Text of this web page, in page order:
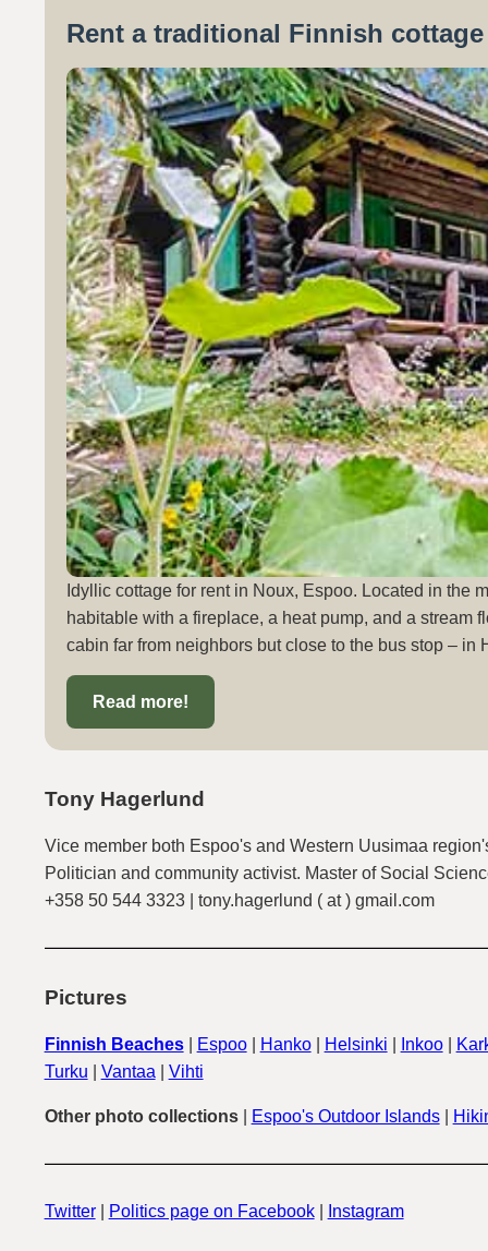
Rent a traditional Finnish
Idyllic cottage for rent in Noux, Espoo. Located in the
habitable with a fireplace, a heat pump, and a stream
cabin far from neighbors but close to the bus stop – in
Read more!
Tony Hagerlund
Vice member both Espoo's and Western Uusimaa
Politician and community activist. Master of Social
+358 50 544 3323 | tony.hagerlund ( at ) gmail.com
Pictures
Finnish Beaches| Espoo| Hanko| Helsinki Inkoo|
Turku
Vantaa Vihti
Other photo collections| Espoo's Outdoor Islands|
Twitter| Politics page on Facebook| Instagram